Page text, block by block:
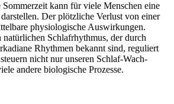
kann für viele Menschen eine
Der plötzliche Verlust von einer
physiologische Auswirkungen.
Schlafrhythmus, der durch
Rhythmen bekannt sind, reguliert
nicht nur unseren Schlaf-Wach-
andere biologische Prozesse.